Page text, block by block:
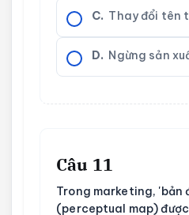
C. Thay đổi tên
D. Ngừng sản
Câu 11
Trong marketing, 'bản
(perceptual map)